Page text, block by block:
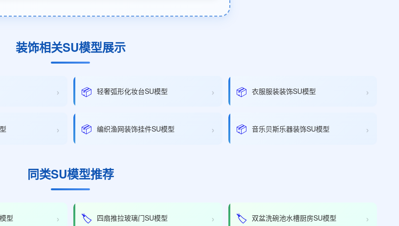
装饰相关SU模型展示
› 📦 轻奢弧形化妆台SU模型 › 📦 衣服服装装饰SU模型 ›
› 📦 编织渔网装饰挂件SU模型 › 📦 音乐贝斯乐器装饰SU模型 ›
同类SU模型推荐
型 › 🏷️ 四扇推拉玻璃门SU模型 › 🏷️ 双盆洗碗池水槽厨房SU模型 ›